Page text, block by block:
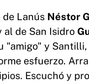
Lanús Néstor
al de San Isidro
y
esfuerzo.
Escuchó y